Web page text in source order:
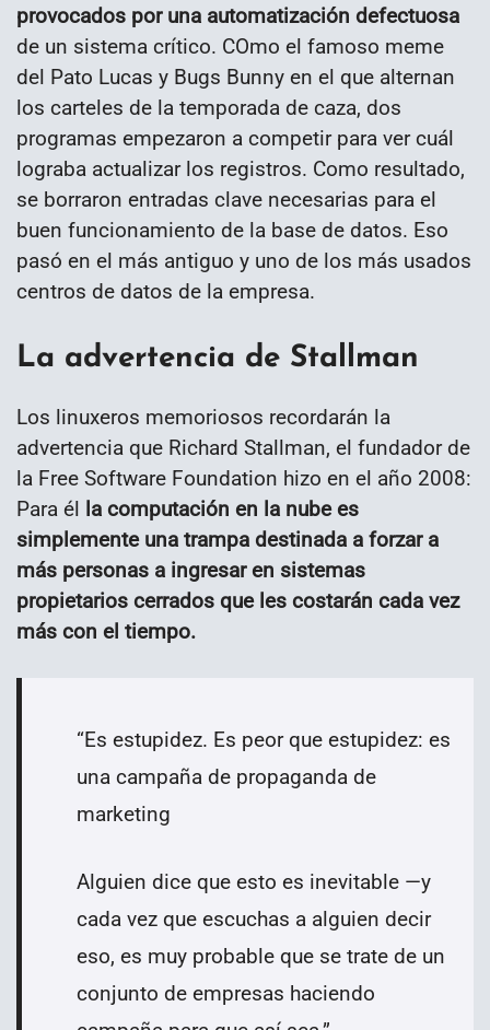
provocados por una automatización defectuosa
de un sistema crítico. COmo el famoso meme
del Pato Lucas y Bugs Bunny en el que alternan
los carteles de la temporada de caza, dos
programas empezaron a competir para ver cuál
lograba actualizar los registros. Como resultado,
se borraron entradas clave necesarias para el
buen funcionamiento de la base de datos. Eso
pasó en el más antiguo y uno de los más usados
centros de datos de la empresa.
La advertencia de Stallman
Los linuxeros memoriosos recordarán la
advertencia que Richard Stallman, el fundador de
la Free Software Foundation hizo en el año 2008:
Para él la computación en la nube es
simplemente una trampa destinada a forzar a
más personas a ingresar en sistemas
propietarios cerrados que les costarán cada vez
más con el tiempo.
“Es estupidez. Es peor que estupidez: es
una campaña de propaganda de
marketing
Alguien dice que esto es inevitable —y
cada vez que escuchas a alguien decir
eso, es muy probable que se trate de un
conjunto de empresas haciendo